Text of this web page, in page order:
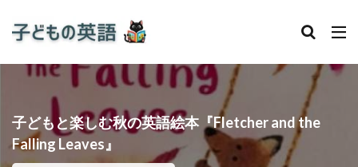
子どもと楽しむ秋の英語絵本『Fletcher and the
Falling Leaves』